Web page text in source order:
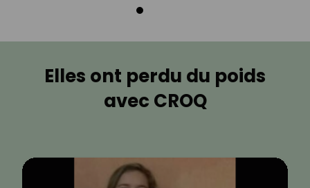
Elles ont perdu du poids
avec CROQ